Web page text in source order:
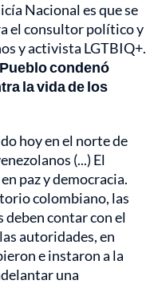
Nacional es que se
el consultor político y
y activista LGTBIQ+.
condenó
la vida de los
hoy en el norte de
(...) El
paz y democracia.
colombiano, las
deben contar con el
autoridades, en
e instaron a la
una